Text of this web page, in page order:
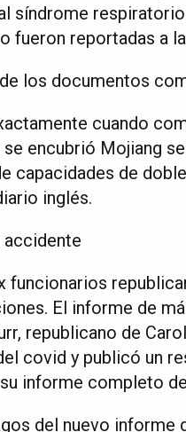
síndrome
fueron reportadas a
los documentos
cuando
se encubrió Mojiang
capacidades de
inglés.
funcionarios
El informe de
republicano de
covid y publicó un
informe completo
del nuevo informe